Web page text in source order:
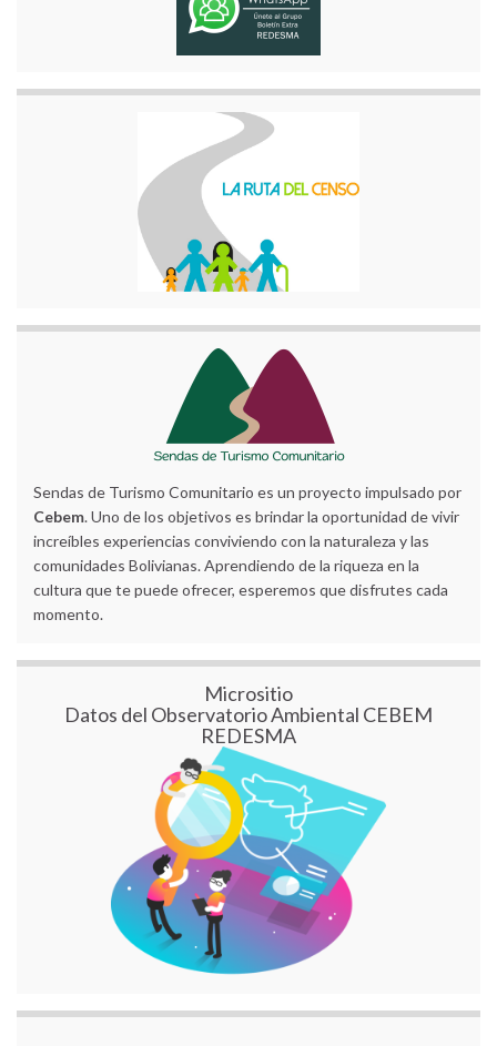
Sendas de Turismo Comunitario es un proyecto impulsado por
Cebem. Uno de los objetivos es brindar la oportunidad de vivir
increíbles experiencias conviviendo con la naturaleza y las
comunidades Bolivianas. Aprendiendo de la riqueza en la
cultura que te puede ofrecer, esperemos que disfrutes cada
momento.
Micrositio
Datos del Observatorio Ambiental CEBEM
REDESMA